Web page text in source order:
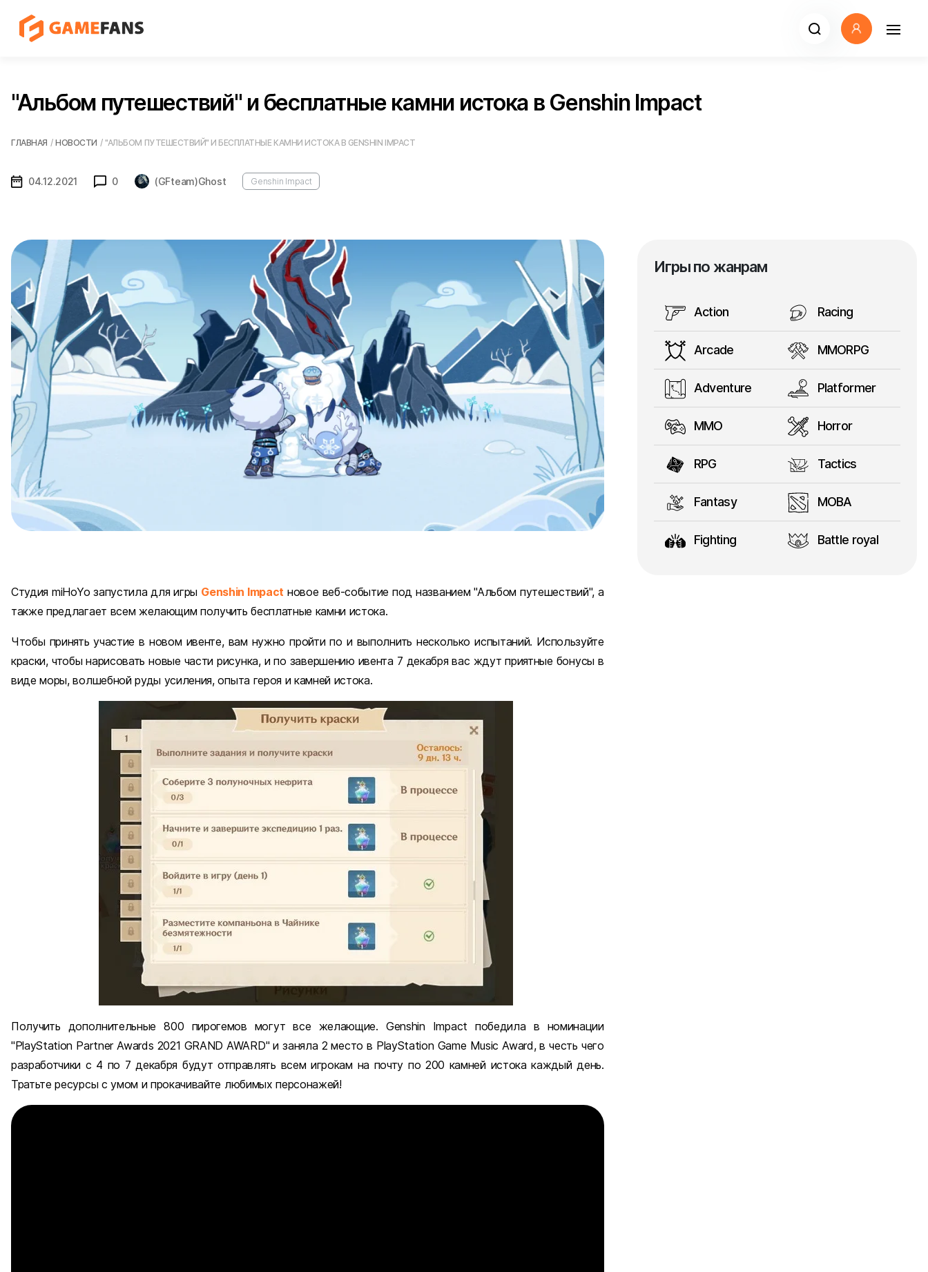
"Альбом путешествий" и бесплатные камни истока в Genshin Impact
ГЛАВНАЯ / НОВОСТИ / "АЛЬБОМ ПУТЕШЕСТВИЙ" И БЕСПЛАТНЫЕ КАМНИ ИСТОКА В GENSHIN IMPACT
04.12.2021 0 (GFteam)Ghost Genshin Impact
Студия miHoYo запустила для игры Genshin Impact новое веб-событие под названием "Альбом путешествий", а
также предлагает всем желающим получить бесплатные камни истока.
Чтобы принять участие в новом ивенте, вам нужно пройти по и выполнить несколько испытаний. Используйте
краски, чтобы нарисовать новые части рисунка, и по завершению ивента 7 декабря вас ждут приятные бонусы в
виде моры, волшебной руды усиления, опыта героя и камней истока.
Получить дополнительные 800 пирогемов могут все желающие. Genshin Impact победила в номинации
"PlayStation Partner Awards 2021 GRAND AWARD" и заняла 2 место в PlayStation Game Music Award, в честь чего
разработчики с 4 по 7 декабря будут отправлять всем игрокам на почту по 200 камней истока каждый день.
Тратьте ресурсы с умом и прокачивайте любимых персонажей!
Игры по жанрам
Action
Arcade
Adventure
MMO
RPG
Fantasy
Fighting
Racing
MMORPG
Platformer
Horror
Tactics
MOBA
Battle royal